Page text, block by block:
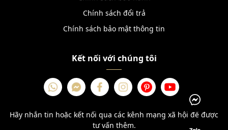
Chính sách đổi trả
Chính sách bảo mật thông tin
Kết nối với chúng tôi
Hãy nhắn tin hoặc kết nối qua các kênh mạng xã hội để được
tư vấn thêm.